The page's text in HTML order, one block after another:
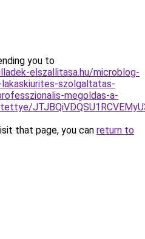
you to
elszallitasa.hu/microblog-
szolgaltatas-
megoldas-a-
that page, you can return to